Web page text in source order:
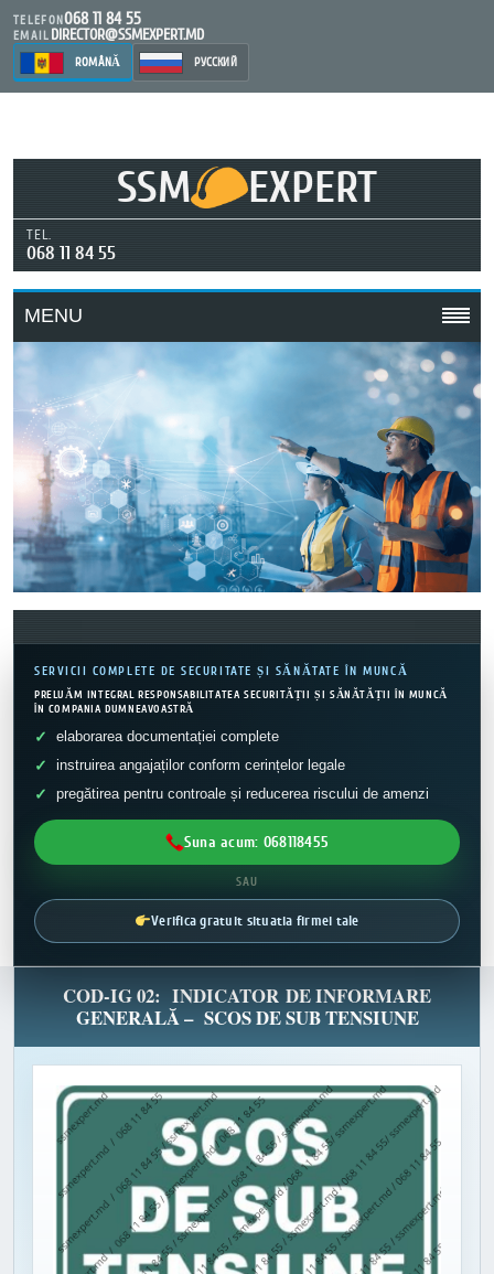
TELEFON068 11 84 55
EMAIL DIRECTOR@SSMEXPERT.MD
ROMÂNĂ РУССКИЙ
SSM EXPERT
TEL.
068 11 84 55
MENU
SERVICII COMPLETE DE SECURITATE ȘI SĂNĂTATE ÎN MUNCĂ
PRELUĂM INTEGRAL RESPONSABILITATEA SECURITĂȚII ȘI SĂNĂTĂȚII ÎN MUNCĂ
ÎN COMPANIA DUMNEAVOASTRĂ
elaborarea documentației complete
instruirea angajaților conform cerințelor legale
pregătirea pentru controale și reducerea riscului de amenzi
Suna acum: 068118455
SAU
Verifica gratuit situatia firmei tale
COD-IG 02: INDICATOR DE INFORMARE
GENERALĂ – SCOS DE SUB TENSIUNE